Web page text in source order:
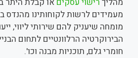
מעמידים לרשות לקוחותינו מהנדס
מומחה שיעניק להם שירותי ליווי,
הבירוקרטיה הרלוונטיים לתחום
חומרי גלם, תוכניות מבנה וכו'.